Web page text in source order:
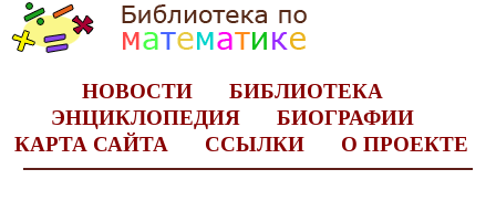
НОВОСТИ
БИБЛИОТЕКА
ЭНЦИКЛОПЕДИЯ
БИОГРАФИИ
КАРТА САЙТА
ССЫЛКИ О ПРОЕКТЕ